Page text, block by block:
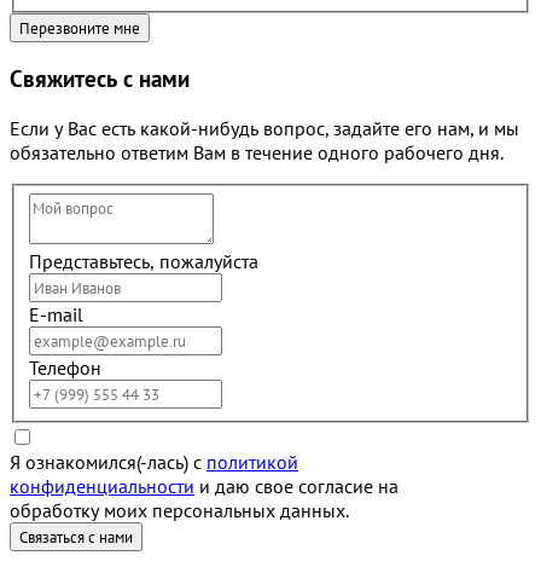
Свяжитесь с нами
Если у Вас есть какой-нибудь вопрос, задайте его нам, и мы
обязательно ответим Вам в течение одного рабочего дня.
Представьтесь, пожалуйста
E-mail
Телефон
Я ознакомился(-лась) с политикой
конфиденциальности и даю свое согласие на
обработку моих персональных данных.